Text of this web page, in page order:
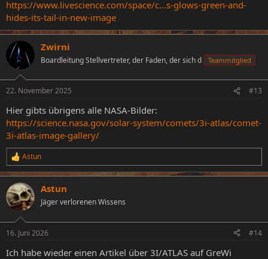
https://www.livescience.com/space/c...s-glows-green-and-
hides-its-tail-in-new-image
Zwirni
Boardleitung Stellvertreter, der Faden, der sich d Teammitglied
22. November 2025 #13
Hier gibts übrigens alle NASA-Bilder:
https://science.nasa.gov/solar-system/comets/3i-atlas/comet-
3i-atlas-image-gallery/
R
e
a
k
t
i
e
:
Astun
Astun
Jäger verlorenen Wissens
16. Juni 2026 #14
Ich habe wieder einen Artikel über 3I/ATLAS auf GreWi